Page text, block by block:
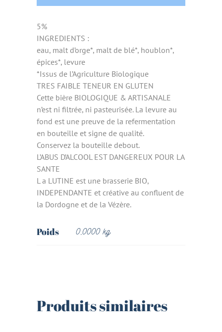
5%
INGREDIENTS :
eau, malt d’orge*, malt de blé*, houblon*,
épices*, levure
*Issus de l’Agriculture Biologique
TRES FAIBLE TENEUR EN GLUTEN
Cette bière BIOLOGIQUE & ARTISANALE
n’est ni filtrée, ni pasteurisée. La levure au
fond est une preuve de la refermentation
en bouteille et signe de qualité.
Conservez la bouteille debout.
L’ABUS D’ALCOOL EST DANGEREUX POUR LA
SANTE
L a LUTINE est une brasserie BIO,
INDEPENDANTE et créative au confluent de
la Dordogne et de la Vézère.
Poids 0,0000 kg
Produits similaires